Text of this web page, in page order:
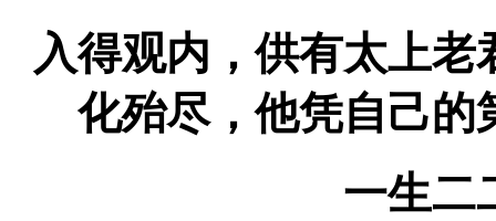
入得观内，供有太上
化殆尽，他凭自己的
一生二